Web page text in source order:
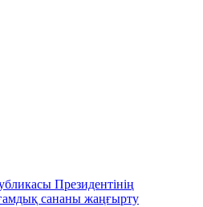
Президентінің
сананы жаңғырту